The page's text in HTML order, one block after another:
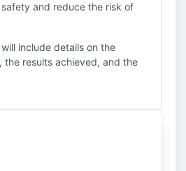
and reduce the risk of
include details on the
the results achieved, and the